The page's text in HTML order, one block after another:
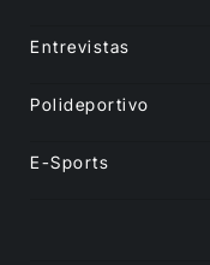
Entrevistas
Polideportivo
E-Sports